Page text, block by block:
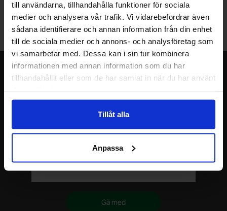
till användarna, tillhandahålla funktioner för sociala
medier och analysera vår trafik. Vi vidarebefordrar även
sådana identifierare och annan information från din enhet
till de sociala medier och annons- och analysföretag som
vi samarbetar med. Dessa kan i sin tur kombinera
informationen med annan information som du har
tillhandahållit eller som de har samlat in när du har använt
Tillåt alla
Anpassa
Lagerbutik i Malmö
Välkommen till vår nya lagerbutik i Malmö. Öppettider: vardagar
Nyhetsbrev
inkorg!
Du kommer att få ca 1 utskick / månad. Avbryt enkelt när du vill.